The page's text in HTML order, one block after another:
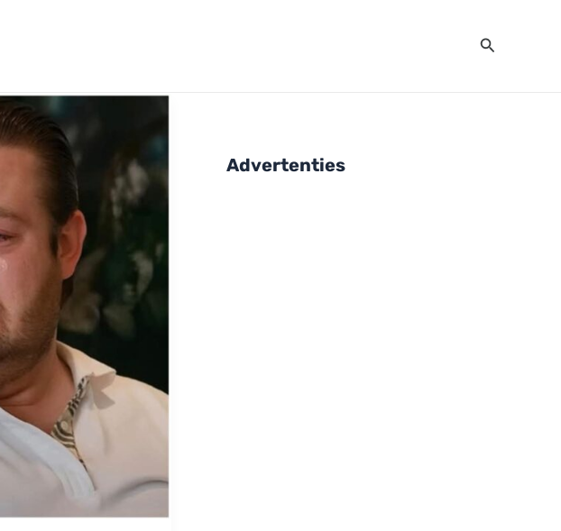
Zoeken
Advertenties